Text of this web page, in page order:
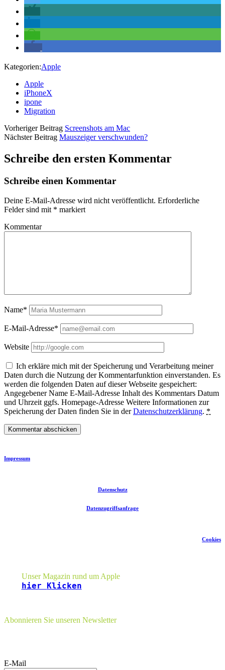
Kategorien:Apple
Apple
iPhoneX
ipone
Migration
Vorheriger Beitrag Screenshots am Mac
Nächster Beitrag Mauszeiger verschwunden?
Schreibe den ersten Kommentar
Schreibe einen Kommentar
Deine E-Mail-Adresse wird nicht veröffentlicht. Erforderliche
Felder sind mit * markiert
Kommentar
Name*
E-Mail-Adresse*
Website
Ich erkläre mich mit der Speicherung und Verarbeitung meiner
Daten durch die Nutzung der Kommentarfunktion einverstanden. Es
werden die folgenden Daten auf dieser Webseite gespeichert:
Angegebener Name E-Mail-Adresse Inhalt des Kommentars Datum
und Uhrzeit ggfs. Homepage-Adresse Weitere Informationen zur
Speicherung der Daten finden Sie in derDatenschutzerklärung. *
Impressum
Datenschutz
Datenzugriffsanfrage
Cookies
Unser Magazin rund um Apple
hier Klicken
Abonnieren Sie unseren Newsletter
E-Mail